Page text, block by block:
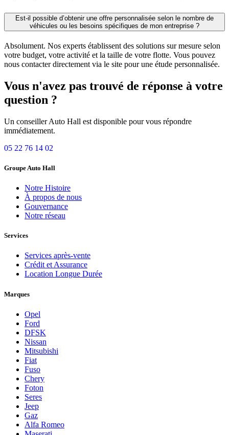
Est-il possible d’obtenir une offre personnalisée selon le nombre de
véhicules ou les besoins spécifiques de mon entreprise ?
Absolument. Nos experts établissent des solutions sur mesure selon
votre budget, votre activité et la taille de votre flotte. Vous pouvez
nous contacter directement via le site pour une étude personnalisée.
Vous n'avez pas trouvé de réponse à votre
question ?
Un conseiller Auto Hall est disponible pour vous répondre
immédiatement.
05 22 76 14 02
Groupe Auto Hall
Notre Histoire
À propos de nous
Gouvernance
Notre réseau
Services
Services après-vente
Crédit et Assurance
Location Longue Durée
Marques
Opel
Ford
DFSK
Nissan
Mitsubishi
Fiat
Fuso
Chery
Foton
Seres
Jeep
Gaz
Alfa Romeo